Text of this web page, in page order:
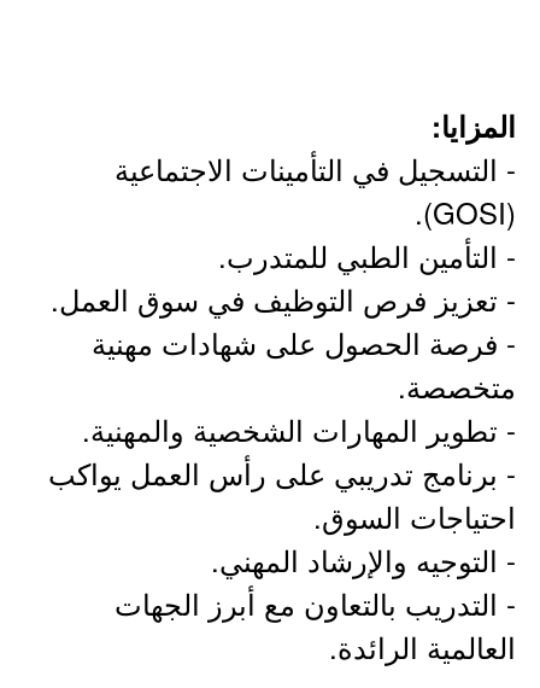
المزايا:
- التسجيل في التأمينات الاجتماعية
(GOSI).
- التأمين الطبي للمتدرب.
- تعزيز فرص التوظيف في سوق العمل.
- فرصة الحصول على شهادات مهنية
متخصصة.
- تطوير المهارات الشخصية والمهنية.
- برنامج تدريبي على رأس العمل يواكب
احتياجات السوق.
- التوجيه والإرشاد المهني.
- التدريب بالتعاون مع أبرز الجهات
العالمية الرائدة.